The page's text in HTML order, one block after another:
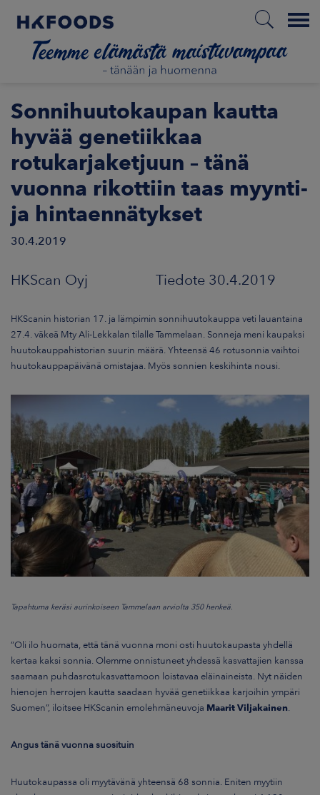
Menu
ETUSIVU
MEISTÄ
Sonnihuutokaupan kautta
hyvää genetiikkaa
rotukarjaketjuun – tänä
vuonna rikottiin taas myynti-
ja hintaennätykset
30.4.2019
HKScan Oyj Tiedote 30.4.2019
HKScanin historian 17. ja lämpimin sonnihuutokauppa veti lauantaina
27.4. väkeä Mty Ali-Lekkalan tilalle Tammelaan. Sonneja meni kaupaksi
huutokauppahistorian suurin määrä. Yhteensä 46 rotusonnia vaihtoi
huutokauppapäivänä omistajaa. Myös sonnien keskihinta nousi.
Tapahtuma keräsi aurinkoiseen Tammelaan arviolta 350 henkeä.
”Oli ilo huomata, että tänä vuonna moni osti huutokaupasta yhdellä
kertaa kaksi sonnia. Olemme onnistuneet yhdessä kasvattajien kanssa
saamaan puhdasrotukasvattamoon loistavaa eläinaineista. Nyt näiden
hienojen herrojen kautta saadaan hyvää genetiikkaa karjoihin ympäri
Suomen”, iloitsee HKScanin emolehmäneuvoja Maarit Viljakainen.
Angus tänä vuonna suosituin
Huutokaupassa oli myytävänä yhteensä 68 sonnia. Eniten myytiin